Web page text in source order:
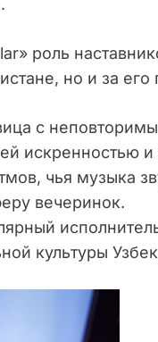
роль
но и за
с
искренностью
чья музыка
вечеринок.
культуры